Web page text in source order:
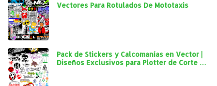
Vectores Para Rotulados De Mototaxis
Pack de Stickers y Calcomanías en Vector |
Diseños Exclusivos para Plotter de Corte y